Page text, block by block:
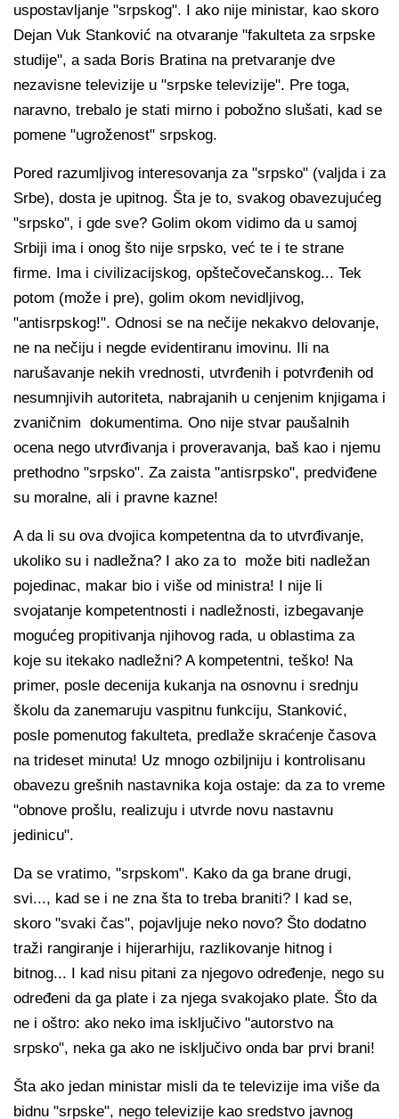
uspostavljanje "srpskog". I ako nije ministar, kao skoro
Dejan Vuk Stanković na otvaranje "fakulteta za srpske
studije", a sada Boris Bratina na pretvaranje dve
nezavisne televizije u "srpske televizije". Pre toga,
naravno, trebalo je stati mirno i pobožno slušati, kad se
pomene "ugroženost" srpskog.
Pored razumljivog interesovanja za "srpsko" (valjda i za
Srbe), dosta je upitnog. Šta je to, svakog obavezujućeg
"srpsko", i gde sve? Golim okom vidimo da u samoj
Srbiji ima i onog što nije srpsko, već te i te strane
firme. Ima i civilizacijskog, opštečovečanskog... Tek
potom (može i pre), golim okom nevidljivog,
"antisrpskog!". Odnosi se na nečije nekakvo delovanje,
ne na nečiju i negde evidentiranu imovinu. Ili na
narušavanje nekih vrednosti, utvrđenih i potvrđenih od
nesumnjivih autoriteta, nabrajanih u cenjenim knjigama i
zvaničnim dokumentima. Ono nije stvar paušalnih
ocena nego utvrđivanja i proveravanja, baš kao i njemu
prethodno "srpsko". Za zaista "antisrpsko", predviđene
su moralne, ali i pravne kazne!
A da li su ova dvojica kompetentna da to utvrđivanje,
ukoliko su i nadležna? I ako za to može biti nadležan
pojedinac, makar bio i više od ministra! I nije li
svojatanje kompetentnosti i nadležnosti, izbegavanje
mogućeg propitivanja njihovog rada, u oblastima za
koje su itekako nadležni? A kompetentni, teško! Na
primer, posle decenija kukanja na osnovnu i srednju
školu da zanemaruju vaspitnu funkciju, Stanković,
posle pomenutog fakulteta, predlaže skraćenje časova
na trideset minuta! Uz mnogo ozbiljniju i kontrolisanu
obavezu grešnih nastavnika koja ostaje: da za to vreme
"obnove prošlu, realizuju i utvrde novu nastavnu
jedinicu".
Da se vratimo, "srpskom". Kako da ga brane drugi,
svi..., kad se i ne zna šta to treba braniti? I kad se,
skoro "svaki čas", pojavljuje neko novo? Što dodatno
traži rangiranje i hijerarhiju, razlikovanje hitnog i
bitnog... I kad nisu pitani za njegovo određenje, nego su
određeni da ga plate i za njega svakojako plate. Što da
ne i oštro: ako neko ima isključivo "autorstvo na
srpsko", neka ga ako ne isključivo onda bar prvi brani!
Šta ako jedan ministar misli da te televizije ima više da
bidnu "srpske", nego televizije kao sredstvo javnog